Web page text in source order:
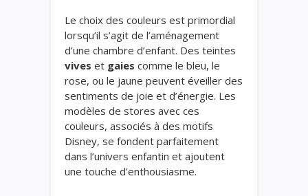
Le choix des couleurs est primordial
lorsqu’il s’agit de l’aménagement
d’une chambre d’enfant. Des teintes
vives et gaies comme le bleu, le
rose, ou le jaune peuvent éveiller des
sentiments de joie et d’énergie. Les
modèles de stores avec ces
couleurs, associés à des motifs
Disney, se fondent parfaitement
dans l’univers enfantin et ajoutent
une touche d’enthousiasme.